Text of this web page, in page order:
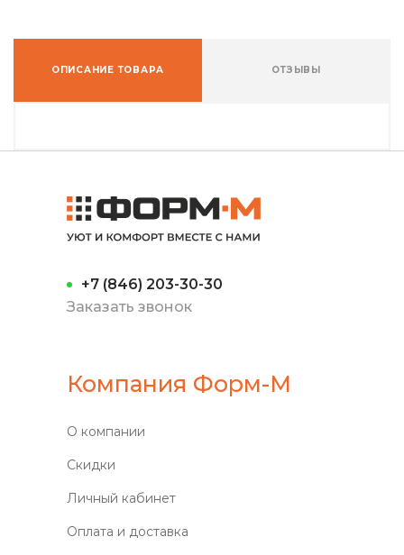
ОПИСАНИЕ ТОВАРА ОТЗЫВЫ
+7 (846) 203-30-30
Заказать звонок
Компания Форм-М
О компании
Скидки
Личный кабинет
Оплата и доставка